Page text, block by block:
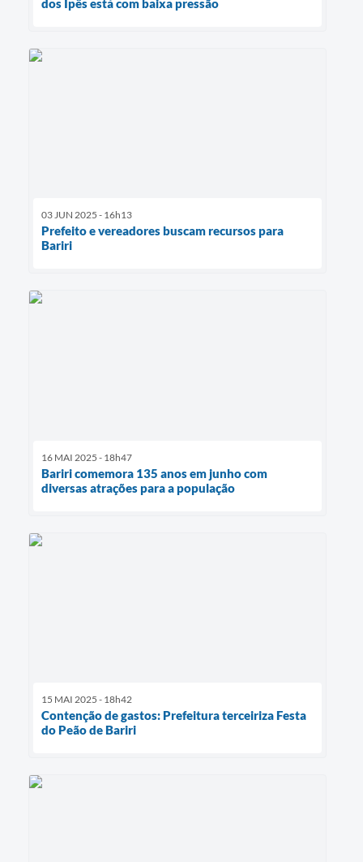
dos Ipês está com baixa pressão
03 JUN 2025 - 16h13
Prefeito e vereadores buscam recursos para
Bariri
16 MAI 2025 - 18h47
Bariri comemora 135 anos em junho com
diversas atrações para a população
15 MAI 2025 - 18h42
Contenção de gastos: Prefeitura terceiriza Festa
do Peão de Bariri